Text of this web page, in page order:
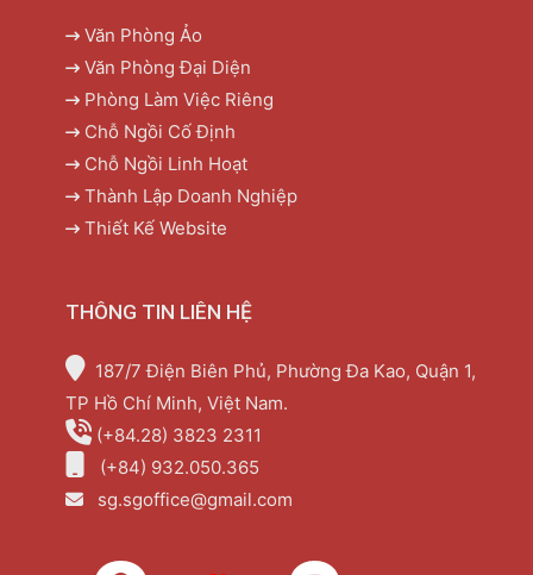
Văn Phòng Ảo
Văn Phòng Đại Diện
Phòng Làm Việc Riêng
Chỗ Ngồi Cố Định
Chỗ Ngồi Linh Hoạt
Thành Lập Doanh Nghiệp
Thiết Kế Website
THÔNG TIN LIÊN HỆ
187/7 Điện Biên Phủ, Phường Đa Kao, Quận 1,
TP Hồ Chí Minh, Việt Nam.
(+84.28) 3823 2311
(+84) 932.050.365
sg.sgoffice@gmail.com